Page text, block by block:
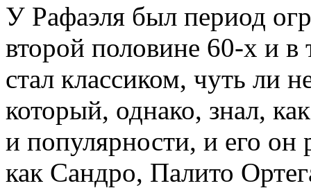
У Рафаэля был период
второй половине 60-х и в
стал классиком, чуть ли
который, однако, знал,
и популярности, и его он
как Сандро, Палито